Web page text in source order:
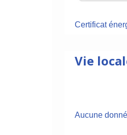
Certificat
Vie
Aucune